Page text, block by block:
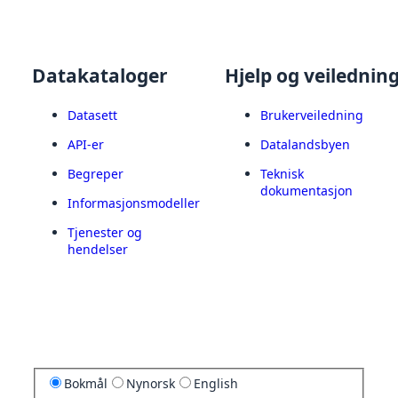
Datakataloger
Datasett
API-er
Begreper
Informasjonsmodeller
Tjenester og
hendelser
Hjelp og
Brukerveiledning
Datalandsbyen
Teknisk
dokumentasjon
Bokmål Nynorsk English